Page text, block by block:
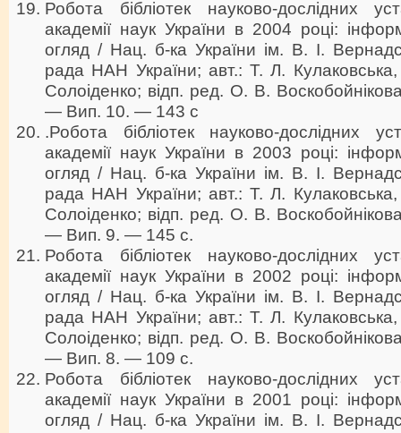
Робота бібліотек науково-дослідних
академії наук України в 2004 році:
огляд / Нац. б-ка України ім. В. І.
рада НАН України; авт.: Т. Л.
Солоіденко; відп. ред. О. В.
— Вип. 10. — 143 с
.Робота бібліотек науково-дослідних
академії наук України в 2003 році:
огляд / Нац. б-ка України ім. В. І.
рада НАН України; авт.: Т. Л.
Солоіденко; відп. ред. О. В.
— Вип. 9. — 145 с.
Робота бібліотек науково-дослідних
академії наук України в 2002 році:
огляд / Нац. б-ка України ім. В. І.
рада НАН України; авт.: Т. Л.
Солоіденко; відп. ред. О. В.
— Вип. 8. — 109 с.
Робота бібліотек науково-дослідних
академії наук України в 2001 році:
огляд / Нац. б-ка України ім. В. І.